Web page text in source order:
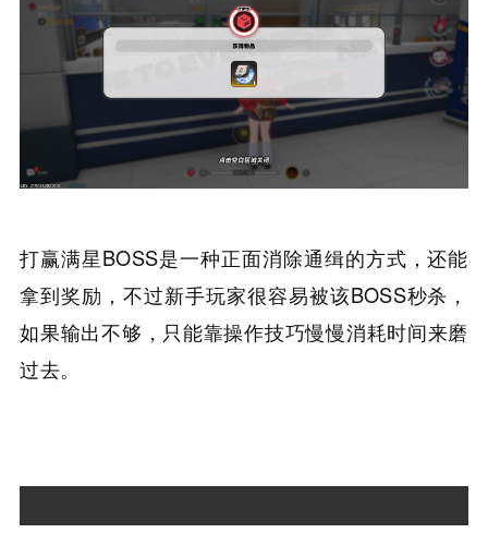
打赢满星BOSS是一种正面消除通缉的方式，还能
拿到奖励，不过新手玩家很容易被该BOSS秒杀，
如果输出不够，只能靠操作技巧慢慢消耗时间来磨
过去。